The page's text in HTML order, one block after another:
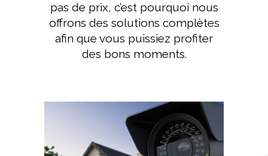
pas de prix, c’est pourquoi nous
offrons des solutions complètes
afin que vous puissiez profiter
des bons moments.